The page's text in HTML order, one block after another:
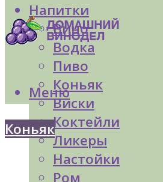
Напитки
Вино
Водка
Пиво
Коньяк
Виски
Коктейли
Ликеры
Настойки
Ром
Меню
Коньяк